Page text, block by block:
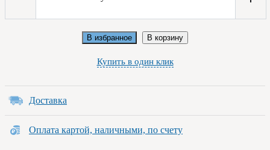
В избранное В корзину
Купить в один клик
Доставка
Оплата картой, наличными, по счету